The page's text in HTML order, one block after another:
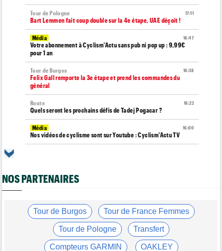
17:11
Tour de Pologne
Bart Lemmen fait coup double sur la 4e étape, UAE déçoit !
16:47
Média
Votre abonnement à Cyclism'Actu sans pub ni pop up : 9,99€
pour 1 an
16:38
Tour de Burgos
Felix Gall remporte la 3e étape et prend les commandes du
général
16:22
Route
Quels seront les prochains défis de Tadej Pogacar ?
16:00
Média
Nos vidéos de cyclisme sont sur Youtube : Cyclism'Actu TV
Route
15:00
Tour de France Femmes
David Lappartient : "Le cyclisme féminin progresse mais..."
Tour de France Femmes
Niedermaier : "On savait que Kasia pouvait suivre Demi"
NOS PARTENAIRES
Tour de Burgos Tour de France Femmes
Tour de Pologne Transfert
Compteurs GARMIN OAKLEY